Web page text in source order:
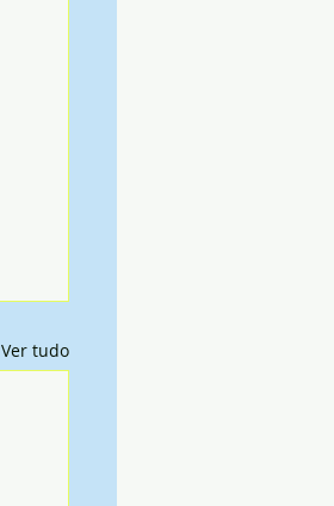
Ver tudo